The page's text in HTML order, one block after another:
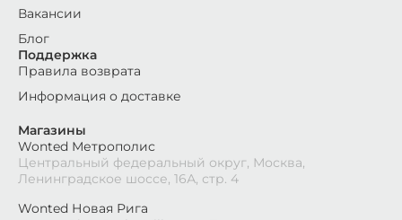
Магазины
Wonted Метрополис
Центральный федеральный округ, Москва,
Ленинградское шоссе, 16А, стр. 4
Wonted Новая Рига
Вакансии
Блог
Поддержка
Правила возврата
Информация о доставке